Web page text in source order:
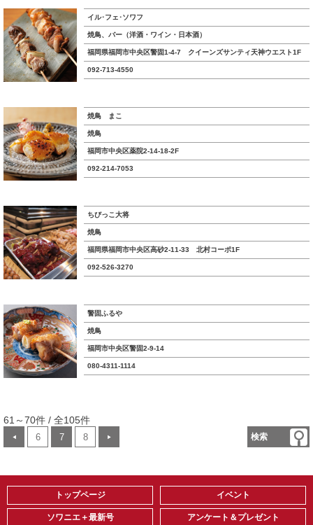
イル･フェ･ソワフ
焼鳥、バー（洋酒・ワイン・日本酒）
福岡県福岡市中央区警固1-4-7 クイーンズサンティ天神ウエスト1F
092-713-4550
焼鳥 まこ
焼鳥
福岡市中央区薬院2-14-18-2F
092-214-7053
ちびっこ大将
焼鳥
福岡県福岡市中央区高砂2-11-33 北村コーポ1F
092-526-3270
警固ふるや
焼鳥
福岡市中央区警固2-9-14
080-4311-1114
61～70件 / 全105件
検索
◀ 6 7 8 ▶
トップページ
ソワニエ＋最新号
イベント
アンケート＆プレゼント